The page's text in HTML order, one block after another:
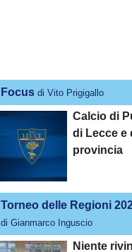
Focus di Vito Prigigallo
Calcio di
di Lecce e
provincia
Torneo delle Regioni
di Gianmarco Inguscio
Niente